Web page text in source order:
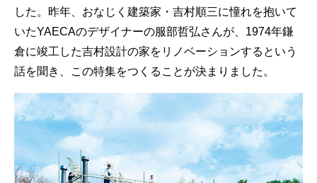
した。昨年、おなじく建築家・吉村順三に憧れを抱いて
いたYAECAのデザイナーの服部哲弘さんが、1974年鎌
倉に竣工した吉村設計の家をリノベーションするという
話を聞き、この特集をつくることが決まりました。